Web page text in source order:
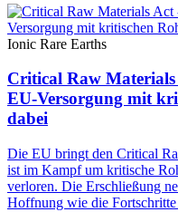
Ionic Rare Earths
Critical Raw
EU-Versorgung mit
dabei
Die EU bringt den Critical
ist im Kampf um kritische
verloren. Die Erschließung
Hoffnung wie die